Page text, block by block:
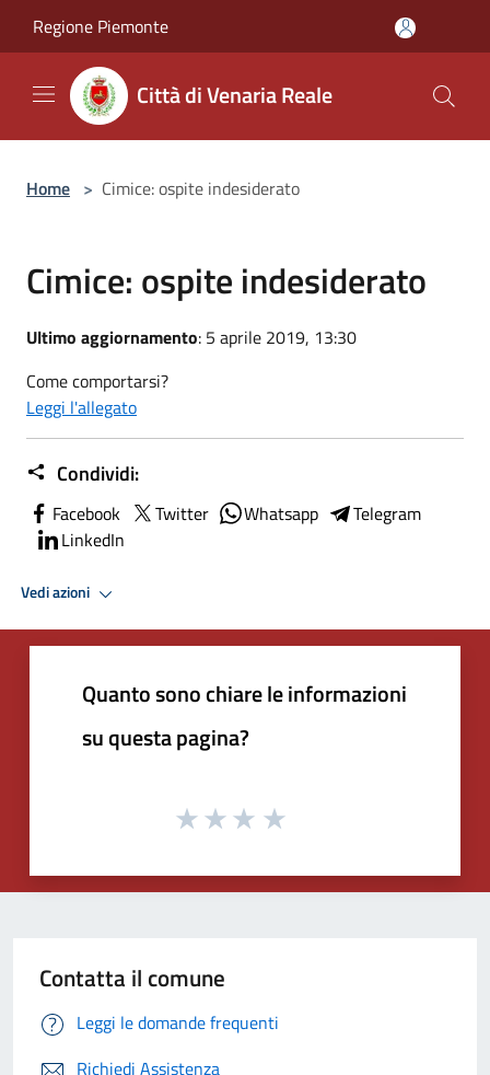
Regione Piemonte
Città di Venaria Reale
Home > Cimice: ospite indesiderato
Cimice: ospite indesiderato
Ultimo aggiornamento: 5 aprile 2019, 13:30
Come comportarsi?
Leggi l'allegato
Condividi:
Facebook Twitter Whatsapp
Telegram
LinkedIn
Vedi azioni
Quanto sono chiare le informazioni
su questa pagina?
Contatta il comune
Leggi le domande frequenti
Richiedi Assistenza